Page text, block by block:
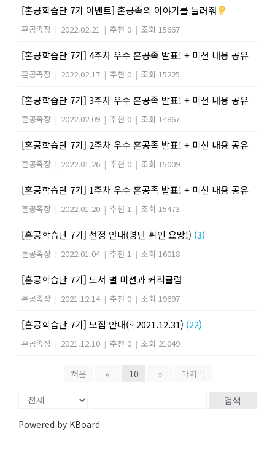
[혼공학습단 7기 이벤트] 혼공족의 이야기를 들려줘
혼공족장 | 2022.02.21 | 추천 0 | 조회 15667
[혼공학습단 7기] 4주차 우수 혼공족 발표! + 미션 내용 공유
혼공족장 | 2022.02.17 | 추천 0 | 조회 15225
[혼공학습단 7기] 3주차 우수 혼공족 발표! + 미션 내용 공유
혼공족장 | 2022.02.09 | 추천 0 | 조회 14867
[혼공학습단 7기] 2주차 우수 혼공족 발표! + 미션 내용 공유
혼공족장 | 2022.01.26 | 추천 0 | 조회 15009
[혼공학습단 7기] 1주차 우수 혼공족 발표! + 미션 내용 공유
혼공족장 | 2022.01.20 | 추천 1 | 조회 15473
[혼공학습단 7기] 선정 안내(명단 확인 요망!) (3)
혼공족장 | 2022.01.04 | 추천 1 | 조회 16018
[혼공학습단 7기] 도서 별 미션과 커리큘럼
혼공족장 | 2021.12.14 | 추천 0 | 조회 19697
[혼공학습단 7기] 모집 안내(~ 2021.12.31) (22)
혼공족장 | 2021.12.10 | 추천 0 | 조회 21049
처음 « 10 » 마지막
검색
Powered by KBoard